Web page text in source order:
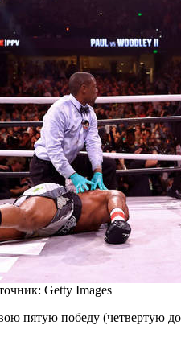
Getty Images
пятую победу (четвертую